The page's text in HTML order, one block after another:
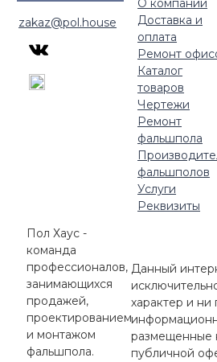
zakaz@pol.house
О компании
Доставка и
оплата
Ремонт
Каталог
товаров
Чертежи
Ремонт
фальшпола
фальшполов
Услуги
Реквизиты
Пол Хаус -
команда
профессионалов,
занимающихся
продажей,
проектированием
и монтажом
фальшпола.
Данный
характер и ни
размещенные
публичной